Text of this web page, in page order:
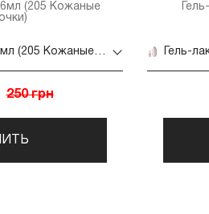
6мл (205 Кожаные
Гель-лак E.MI Lac 6мл (205 Кожаные лодочки)
250 грн